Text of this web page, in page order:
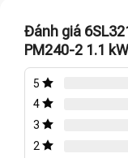
Đánh giá
PM240-2 1.1 kW
5
4
3
2